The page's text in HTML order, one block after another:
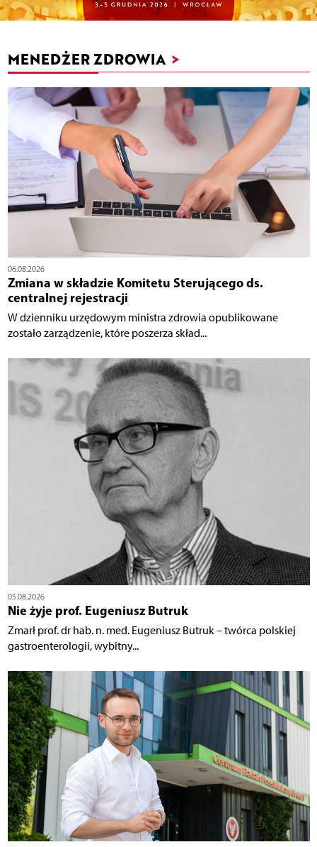
MENEDŻER ZDROWIA >
06.08.2026
Zmiana w składzie Komitetu Sterującego ds.
centralnej rejestracji
W dzienniku urzędowym ministra zdrowia opublikowane
zostało zarządzenie, które poszerza skład...
05.08.2026
Nie żyje prof. Eugeniusz Butruk
Zmarł prof. dr hab. n. med. Eugeniusz Butruk – twórca polskiej
gastroenterologii, wybitny...